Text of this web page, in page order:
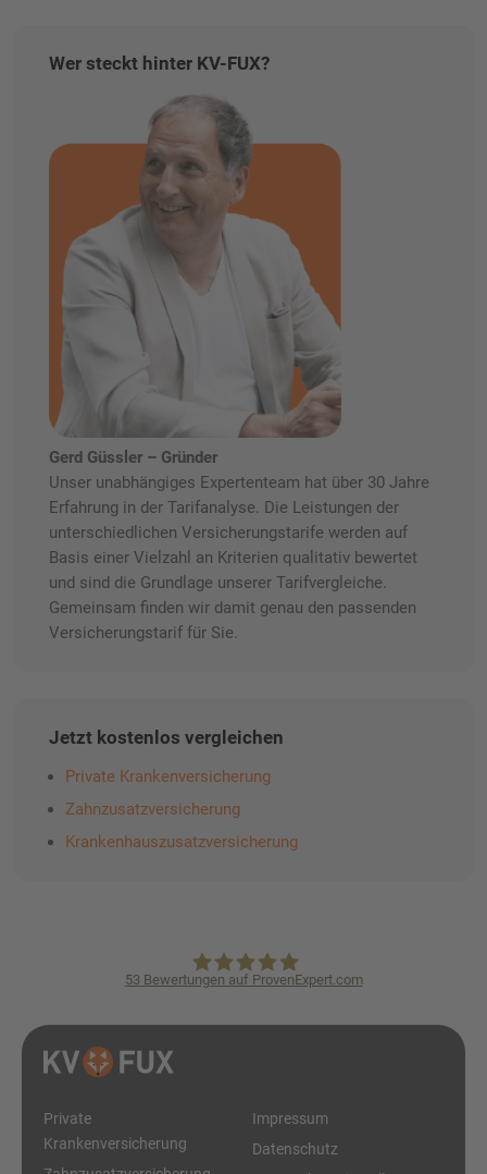
Wer steckt hinter KV-FUX?
Gerd Güssler – Gründer
Unser unabhängiges Expertenteam hat über 30 Jahre
Erfahrung in der Tarifanalyse. Die Leistungen der
unterschiedlichen Versicherungstarife werden auf
Basis einer Vielzahl an Kriterien qualitativ bewertet
und sind die Grundlage unserer Tarifvergleiche.
Gemeinsam finden wir damit genau den passenden
Versicherungstarif für Sie.
Jetzt kostenlos vergleichen
Private Krankenversicherung
Zahnzusatzversicherung
Krankenhauszusatzversicherung
KVpro.de GmbH
53 Bewertungen auf ProvenExpert.com
Private
Krankenversicherung
Impressum
Datenschutz